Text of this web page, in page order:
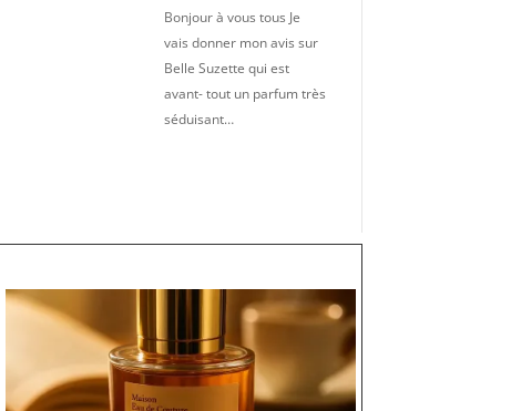
Bonjour à vous tous Je
vais donner mon avis sur
Belle Suzette qui est
avant- tout un parfum très
séduisant…